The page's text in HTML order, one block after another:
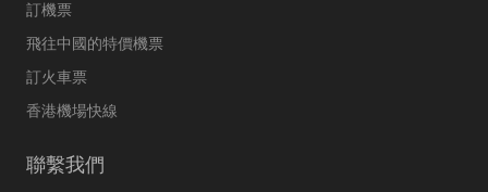
訂機票
飛往中國的特價機票
訂火車票
香港機場快線
聯繫我們